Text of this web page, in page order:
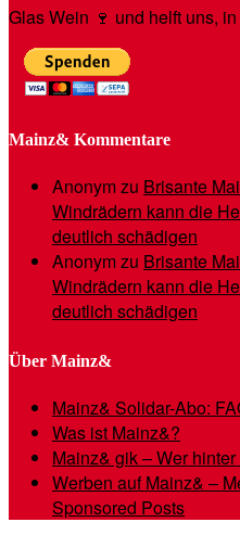
Glas Wein 🍷 und helft uns,
Mainz& Kommentare
Anonymzu Brisante
Windrädern kann die
deutlich schädigen
Anonymzu Brisante
Windrädern kann die
deutlich schädigen
Über Mainz&
Mainz& Solidar-Abo:
Was ist Mainz&?
Mainz& gik – Wer
Werben auf Mainz& –
Sponsored Posts